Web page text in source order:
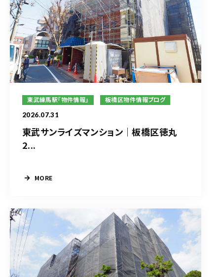
東武練馬駅「物件情報」 板橋区物件情報ブログ
2026.07.31
東武サンライズマンション｜板橋区徳丸
2...
MORE